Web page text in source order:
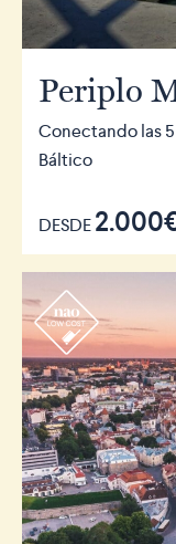
Periplo
Conectando las
Báltico
DESDE
r